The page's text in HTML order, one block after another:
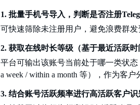
1. 批量手机号导入，判断是否注册
可快速筛除未注册用户，避免浪费群发
2. 获取在线时长等级（基于最近活跃时
平台可输出该账号当前处于哪一类状态
a week / within a month 等），作为客户
3. 结合账号活跃频率进行高活跃客户识